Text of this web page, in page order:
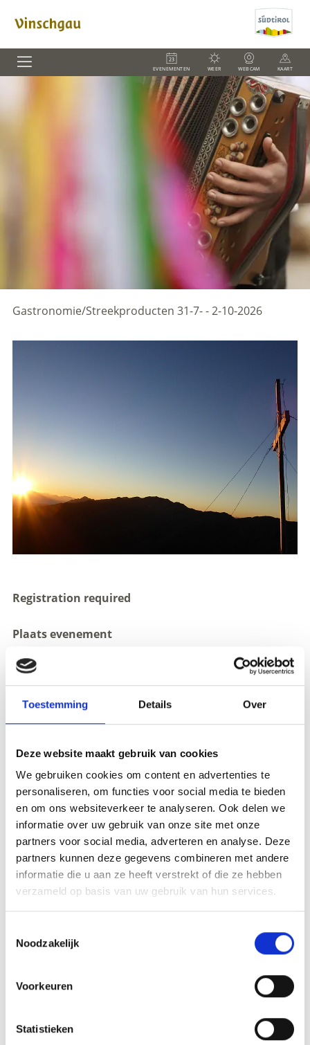
Toestemming Details Over
Deze website maakt gebruik van cookies
We gebruiken cookies om content en advertenties te
personaliseren, om functies voor social media te bieden
en om ons websiteverkeer te analyseren. Ook delen we
informatie over uw gebruik van onze site met onze
partners voor social media, adverteren en analyse. Deze
partners kunnen deze gegevens combineren met andere
informatie die u aan ze heeft verstrekt of die ze hebben
verzameld op basis van uw gebruik van hun services.
Noodzakelijk
Voorkeuren
Statistieken
EVENEMENTEN WEER WEBCAM KAART
Gastronomie/Streekproducten 31-7- - 2-10-2026
Registration required
Plaats evenement
Organisator
Tourismusverein Kastelbell Tschars
Staatsstraße 4A
info@kastelbell-tschars.com
www.kastelbell-tschars.com
Tel. +39 0473 624193
zurück zu den Top Events
WAS DE INHOUD NUTTIG VOOR U?
Ja
No